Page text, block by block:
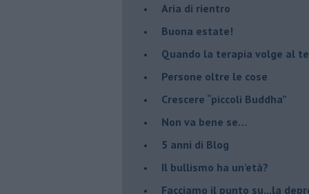
Aria di rientro
Buona estate!
​Quando la terapia volge al
​Persone oltre le cose
​Crescere “piccoli Buddha”
Non va bene se…
​5 anni di Blog
​Il bullismo ha un’età?
Facciamo il punto su...la